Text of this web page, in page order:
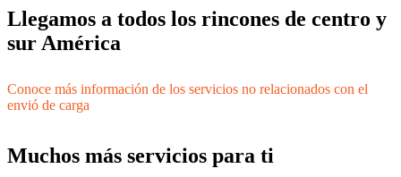
Llegamos a todos los rincones de centro y
sur América
Conoce más información de los servicios no relacionados con el
envió de carga
Muchos más servicios para ti